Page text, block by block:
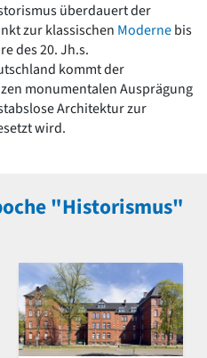
überdauert der
zur klassischen Modernebis
des 20. Jh.s.
kommt der
monumentalen Ausprägung
Architektur zur
wird.
"Historismus"